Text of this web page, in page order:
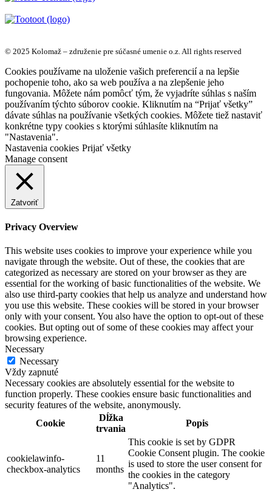
© 2025 Kolomaž – združenie pre súčasné umenie o.z. All rights reserved
Cookies používame na uloženie vašich preferencií a na lepšie
pochopenie toho, ako sa web používa a na zlepšenie jeho
fungovania. Môžete nám pomôcť tým, že vyjadríte súhlas s naším
používaním týchto súborov cookie. Kliknutím na “Prijať všetky”
dávate súhlas na používanie všetkých cookies. Môžete tiež nastaviť
konkrétne typy cookies s ktorými súhlasíte kliknutím na
"Nastavenia".
Nastavenia cookies Prijať všetky
Manage consent
Zatvoriť
Privacy Overview
This website uses cookies to improve your experience while you
navigate through the website. Out of these, the cookies that are
categorized as necessary are stored on your browser as they are
essential for the working of basic functionalities of the website. We
also use third-party cookies that help us analyze and understand how
you use this website. These cookies will be stored in your browser
only with your consent. You also have the option to opt-out of these
cookies. But opting out of some of these cookies may affect your
browsing experience.
Necessary
Necessary
Vždy zapnuté
Necessary cookies are absolutely essential for the website to
function properly. These cookies ensure basic functionalities and
security features of the website, anonymously.
Cookie
Dĺžka
trvania
Popis
cookielawinfo-
checkbox-analytics
11
months
This cookie is set by GDPR
Cookie Consent plugin. The cookie
is used to store the user consent for
the cookies in the category
"Analytics".